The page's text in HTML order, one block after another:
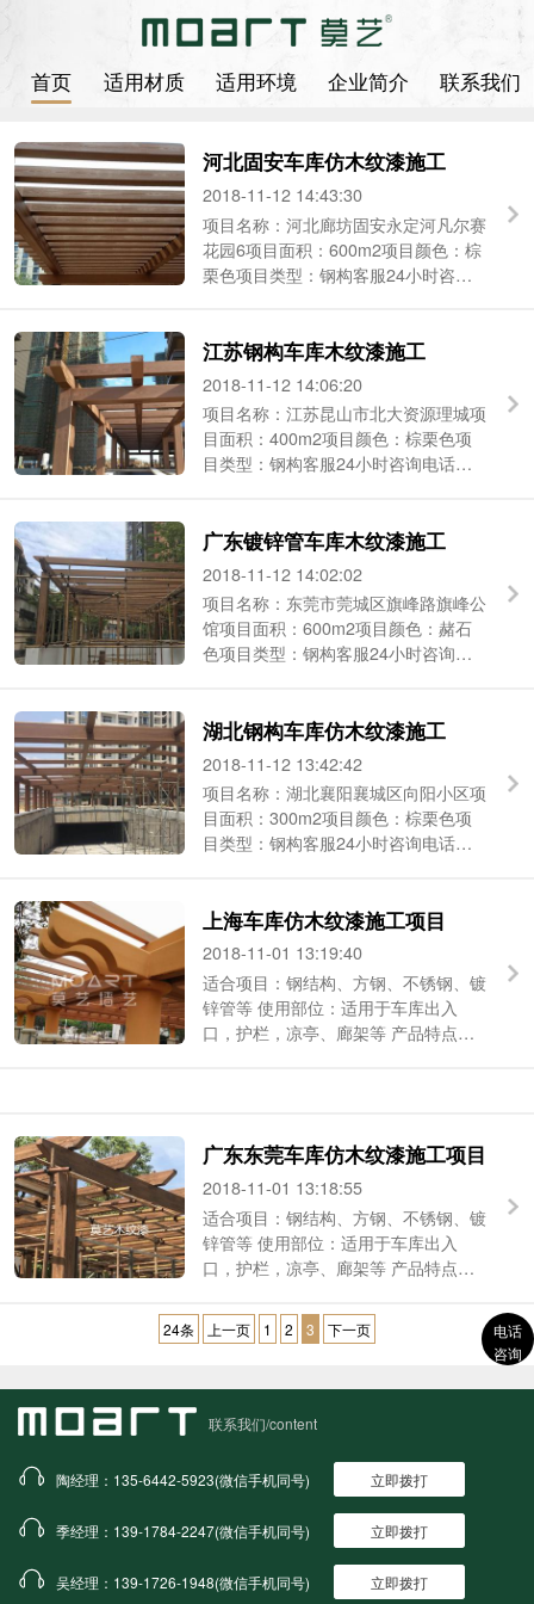
首页 适用材质 适用环境 企业简介 联系我们
河北固安车库仿木纹漆施工
2018-11-12 14:43:30
项目名称：河北廊坊固安永定河凡尔赛
花园6项目面积：600m2项目颜色：棕
栗色项目类型：钢构客服24小时咨询
江苏钢构车库木纹漆施工
2018-11-12 14:06:20
项目名称：江苏昆山市北大资源理城项
目面积：400m2项目颜色：棕栗色项
目类型：钢构客服24小时咨询电话：
广东镀锌管车库木纹漆施工
2018-11-12 14:02:02
项目名称：东莞市莞城区旗峰路旗峰公
馆项目面积：600m2项目颜色：赭石
色项目类型：钢构客服24小时咨询电
湖北钢构车库仿木纹漆施工
2018-11-12 13:42:42
项目名称：湖北襄阳襄城区向阳小区项
目面积：300m2项目颜色：棕栗色项
目类型：钢构客服24小时咨询电话：
上海车库仿木纹漆施工项目
2018-11-01 13:19:40
适合项目：钢结构、方钢、不锈钢、镀
锌管等 使用部位：适用于车库出入
口，护栏，凉亭、廊架等 产品特点：
广东东莞车库仿木纹漆施工项目
2018-11-01 13:18:55
适合项目：钢结构、方钢、不锈钢、镀
锌管等 使用部位：适用于车库出入
口，护栏，凉亭、廊架等 产品特点：
好防锈 施工地址：广东东莞...
24条 上一页 1 2 3 下一页
联系我们/content
陶经理：135-6442-5923(微信手机同号) 立即拨打
季经理：139-1784-2247(微信手机同号) 立即拨打
吴经理：139-1726-1948(微信手机同号) 立即拨打
电话
咨询